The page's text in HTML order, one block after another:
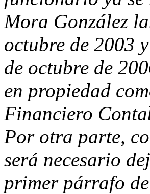
Mora González
octubre de 2003
de octubre de
en propiedad
Financiero
Por otra parte,
será necesario
primer párrafo